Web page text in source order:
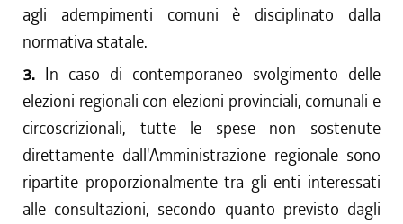
agli adempimenti comuni è disciplinato dalla
normativa statale.
3. In caso di contemporaneo svolgimento delle
elezioni regionali con elezioni provinciali, comunali e
circoscrizionali, tutte le spese non sostenute
direttamente dall'Amministrazione regionale sono
ripartite proporzionalmente tra gli enti interessati
alle consultazioni, secondo quanto previsto dagli